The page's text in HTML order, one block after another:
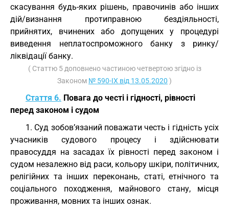
скасування будь-яких рішень, правочинів або інших
дій/визнання протиправною бездіяльності,
прийнятих, вчинених або допущених у процедурі
виведення неплатоспроможного банку з ринку/
ліквідації банку.
( Статтю 5 доповнено частиною четвертою згідно із
Законом № 590-IX від 13.05.2020 )
Стаття 6. Повага до честі і гідності, рівності
перед законом і судом
1. Суд зобов’язаний поважати честь і гідність усіх
учасників судового процесу і здійснювати
правосуддя на засадах їх рівності перед законом і
судом незалежно від раси, кольору шкіри, політичних,
релігійних та інших переконань, статі, етнічного та
соціального походження, майнового стану, місця
проживання, мовних та інших ознак.